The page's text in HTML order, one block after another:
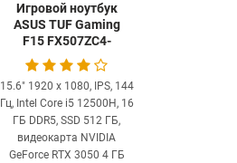
Игровой ноутбук
ASUS TUF Gaming
F15 FX507ZC4-
HN009
15.6" 1920 x 1080, IPS, 144
Гц, Intel Core i5 12500H, 16
ГБ DDR5, SSD 512 ГБ,
видеокарта NVIDIA
GeForce RTX 3050 4 ГБ